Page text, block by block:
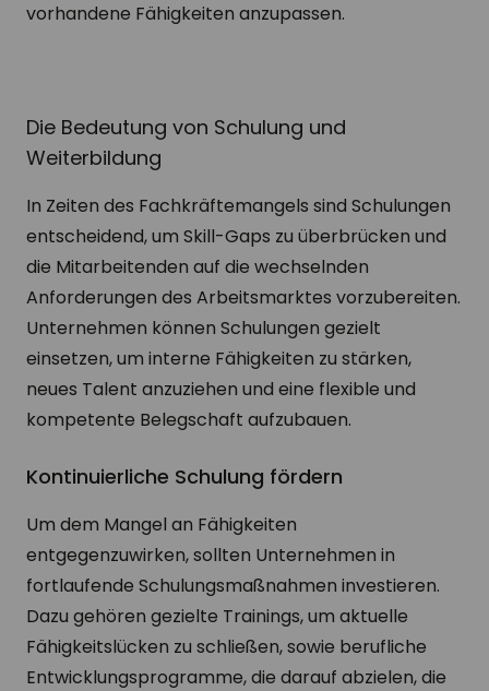
vorhandene Fähigkeiten anzupassen.
Die Bedeutung von Schulung und
Weiterbildung
In Zeiten des Fachkräftemangels sind Schulungen
entscheidend, um Skill-Gaps zu überbrücken und
die Mitarbeitenden auf die wechselnden
Anforderungen des Arbeitsmarktes vorzubereiten.
Unternehmen können Schulungen gezielt
einsetzen, um interne Fähigkeiten zu stärken,
neues Talent anzuziehen und eine flexible und
kompetente Belegschaft aufzubauen.
Kontinuierliche Schulung fördern
Um dem Mangel an Fähigkeiten
entgegenzuwirken, sollten Unternehmen in
fortlaufende Schulungsmaßnahmen investieren.
Dazu gehören gezielte Trainings, um aktuelle
Fähigkeitslücken zu schließen, sowie berufliche
Entwicklungsprogramme, die darauf abzielen, die